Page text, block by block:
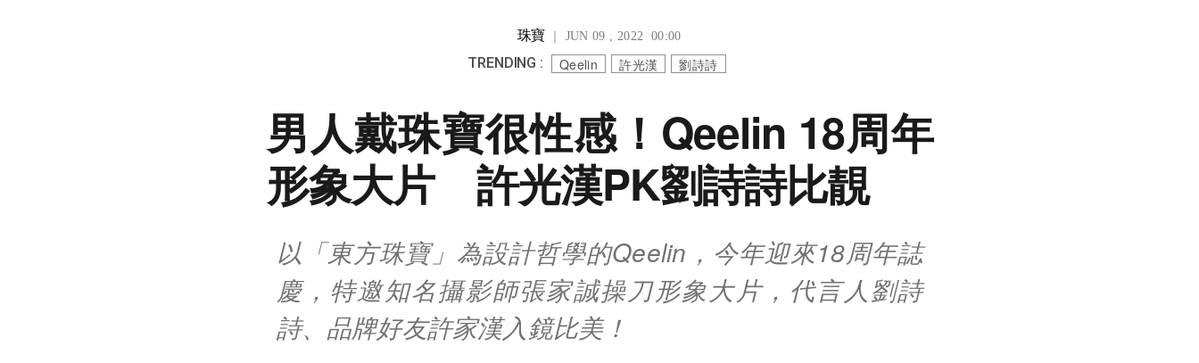
珠寶 ｜ JUN 09 , 2022 00:00
TRENDING : Qeelin 許光漢 劉詩詩
男人戴珠寶很性感！Qeelin 18周年
形象大片 許光漢PK劉詩詩比靚
以「東方珠寶」為設計哲學的Qeelin，今年迎來18周年誌
慶，特邀知名攝影師張家誠操刀形象大片，代言人劉詩
詩、品牌好友許家漢入鏡比美！